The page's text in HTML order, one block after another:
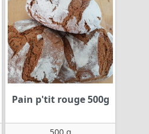
Pain p'tit rouge 500g